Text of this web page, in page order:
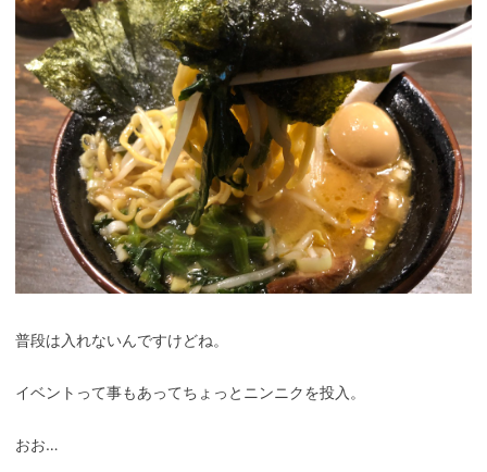
普段は入れないんですけどね。
イベントって事もあってちょっとニンニクを投入。
おお…